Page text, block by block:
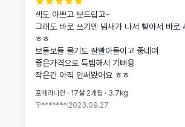
색도 아쁘고 보드랍고~
그래도 바로 쓰기엔 냄새가 나서 빨아서 바로
ㅎㅎ
보들보들 물기도 잘빨아들이고 좋네여
좋은가격으로 득템해서 기뻐용
작은건 아직 안써봤어요 ㅎㅎ
포메라니안 · 17살 2개월 · 3.7kg
꾸******* 2023.09.27